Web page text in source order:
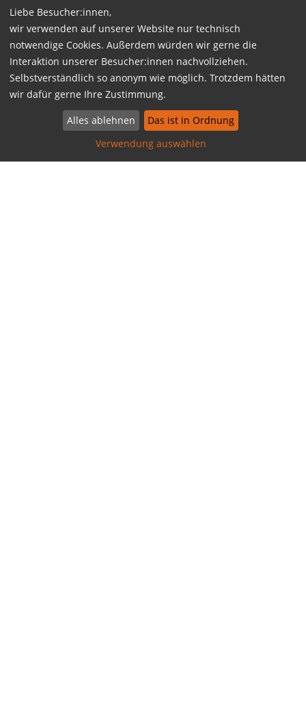
Liebe Besucher:innen,
wir verwenden auf unserer Website nur technisch
notwendige Cookies. Außerdem würden wir gerne die
Interaktion unserer Besucher:innen nachvollziehen.
Selbstverständlich so anonym wie möglich. Trotzdem hätten
wir dafür gerne Ihre Zustimmung.
Verwendung auswählen
Alles ablehnen Das ist in Ordnung